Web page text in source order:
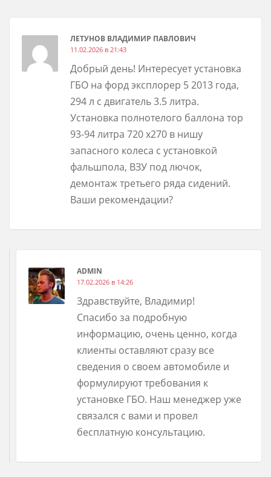
ЛЕТУНОВ ВЛАДИМИР ПАВЛОВИЧ
11.02.2026 в 21:43
Добрый день! Интересует установка
ГБО на форд эксплорер 5 2013 года,
294 л с двигатель 3.5 литра.
Установка полнотелого баллона тор
93-94 литра 720 х270 в нишу
запасного колеса с установкой
фальшпола, ВЗУ под лючок,
демонтаж третьего ряда сидений.
Ваши рекомендации?
ADMIN
17.02.2026 в 14:26
Здравствуйте, Владимир!
Спасибо за подробную
информацию, очень ценно, когда
клиенты оставляют сразу все
сведения о своем автомобиле и
формулируют требования к
установке ГБО. Наш менеджер уже
связался с вами и провел
бесплатную консультацию.